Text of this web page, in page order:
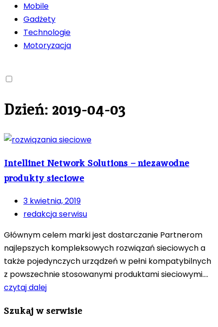
Mobile
Gadżety
Technologie
Motoryzacja
Dzień: 2019-04-03
Intellinet Network Solutions – niezawodne
produkty sieciowe
3 kwietnia, 2019
redakcja serwisu
Głównym celem marki jest dostarczanie Partnerom
najlepszych kompleksowych rozwiązań sieciowych a
także pojedynczych urządzeń w pełni kompatybilnych
z powszechnie stosowanymi produktami sieciowymi....
czytaj dalej
Szukaj w serwisie